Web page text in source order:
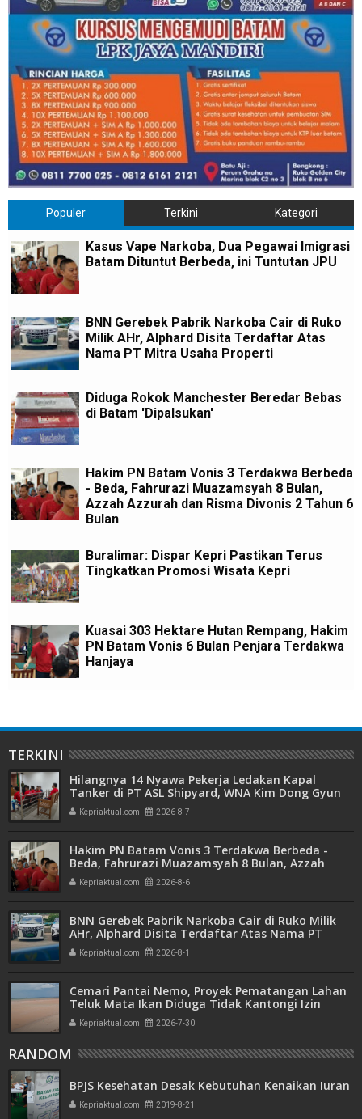
Populer Terkini Kategori
Kasus Vape Narkoba, Dua Pegawai Imigrasi
Batam Dituntut Berbeda, ini Tuntutan JPU
BNN Gerebek Pabrik Narkoba Cair di Ruko
Milik AHr, Alphard Disita Terdaftar Atas
Nama PT Mitra Usaha Properti
Diduga Rokok Manchester Beredar Bebas
di Batam 'Dipalsukan'
Hakim PN Batam Vonis 3 Terdakwa Berbeda
- Beda, Fahrurazi Muazamsyah 8 Bulan,
Azzah Azzurah dan Risma Divonis 2 Tahun 6
Bulan
Buralimar: Dispar Kepri Pastikan Terus
Tingkatkan Promosi Wisata Kepri
Kuasai 303 Hektare Hutan Rempang, Hakim
PN Batam Vonis 6 Bulan Penjara Terdakwa
Hanjaya
TERKINI
Hilangnya 14 Nyawa Pekerja Ledakan Kapal
Tanker di PT ASL Shipyard, WNA Kim Dong Gyun
Hanya Dituntut 1 Tahun 6 Bulan
Kepriaktual.com 2026-8-7
Hakim PN Batam Vonis 3 Terdakwa Berbeda -
Beda, Fahrurazi Muazamsyah 8 Bulan, Azzah
Azzurah dan Risma Divonis 2 Tahun 6 Bulan
Kepriaktual.com 2026-8-6
BNN Gerebek Pabrik Narkoba Cair di Ruko Milik
AHr, Alphard Disita Terdaftar Atas Nama PT
Mitra Usaha Properti
Kepriaktual.com 2026-8-1
Cemari Pantai Nemo, Proyek Pematangan Lahan
Teluk Mata Ikan Diduga Tidak Kantongi Izin
Amdal
Kepriaktual.com 2026-7-30
RANDOM
BPJS Kesehatan Desak Kebutuhan Kenaikan Iuran
Kepriaktual.com 2019-8-21